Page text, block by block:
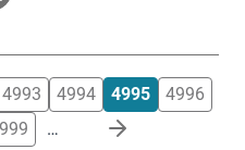
4993 4994 4995
4996
…